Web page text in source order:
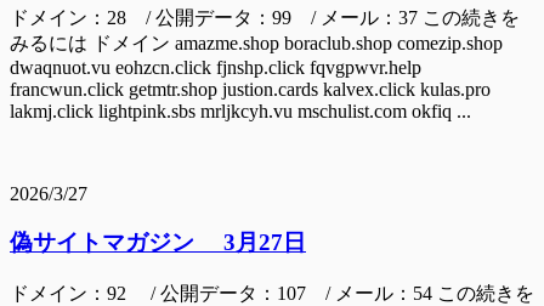
ドメイン：28 / 公開データ：99 / メール：37 この続きを
みるには ドメイン amazme.shop boraclub.shop comezip.shop
dwaqnuot.vu eohzcn.click fjnshp.click fqvgpwvr.help
francwun.click getmtr.shop justion.cards kalvex.click kulas.pro
lakmj.click lightpink.sbs mrljkcyh.vu mschulist.com okfiq ...
2026/3/27
偽サイトマガジン 3月27日
ドメイン：92 / 公開データ：107 / メール：54 この続きを